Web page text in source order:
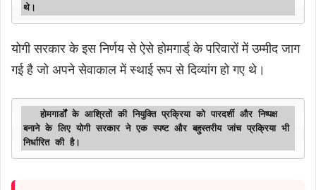
थे।
योगी सरकार के इस निर्णय से ऐसे होमगार्ड् के परिवारों में उम्मीद जाग
गई है जो अपने सेवाकाल में स्थाई रूप से दिव्यांग हो गए थे।
   होमगार्डों के आश्रितों की नियुक्ति प्रक्रिया को पारदर्शी और निष्पक्ष
बनाने के लिए योगी सरकार ने एक स्पष्ट और बहुस्तरीय जांच प्रक्रिया भी
निर्धारित की है।